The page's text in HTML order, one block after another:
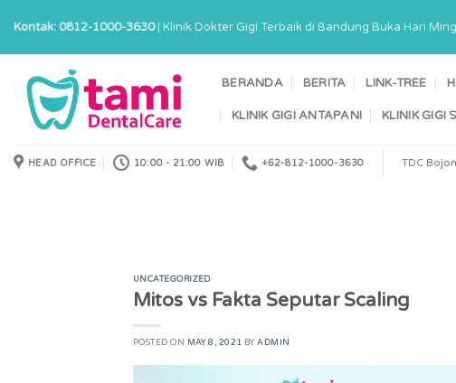
content
Kontak: 0812-1000-3630| Klinik Dokter Gigi Terbaik di Bandung Buka Hari
BERANDA BERITA LINK-TREE
KLINIK GIGI ANTAPANI KLINIK GIGI
HEAD OFFICE 10:00 - 21:00 WIB +62-812-1000-3630 TDC
UNCATEGORIZED
Mitos vs Fakta Seputar Scaling
POSTED ON MAY 8, 2021 BYADMIN